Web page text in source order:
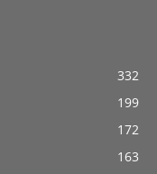
332
199
172
163